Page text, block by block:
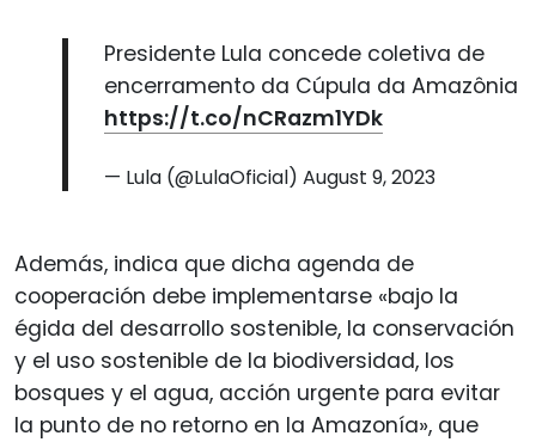
Presidente Lula concede coletiva de
encerramento da Cúpula da Amazônia
https://t.co/nCRazm1YDk
— Lula (@LulaOficial) August 9, 2023
Además, indica que dicha agenda de
cooperación debe implementarse «bajo la
égida del desarrollo sostenible, la conservación
y el uso sostenible de la biodiversidad, los
bosques y el agua, acción urgente para evitar
la punto de no retorno en la Amazonía», que